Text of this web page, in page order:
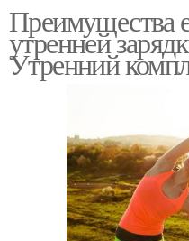
Преимущества
утренней
Утренний